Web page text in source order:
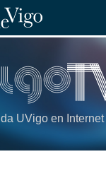
UVigo en Internet